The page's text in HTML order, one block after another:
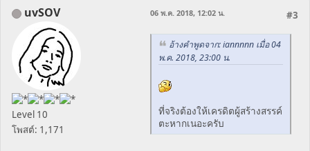
uvSOV
Level 10
โพสต์: 1,171
#3
06 พ.ค. 2018, 12:02 น.
อ้างคำพูดจาก: iannnnn เมื่อ 04
พ.ค. 2018, 23:00 น.
ที่จริงต้องให้เครดิตผู้สร้างสรรค์
ตะหากเนอะครับ